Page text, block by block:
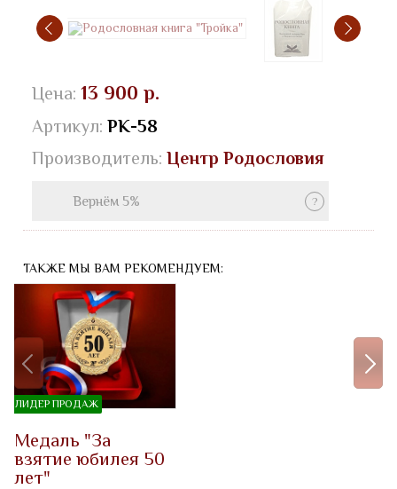
Цена: 13 900 р.
Артикул: РК-58
Производитель: Центр Родословия
Вернём 5%
ТАКЖЕ МЫ ВАМ РЕКОМЕНДУЕМ:
ЛИДЕР ПРОДАЖ
Медаль "За
взятие юбилея 50
лет"